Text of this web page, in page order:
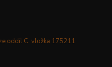
oddíl C, vložka 175211